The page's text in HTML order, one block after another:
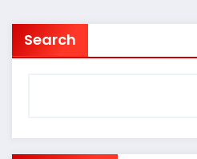
Search